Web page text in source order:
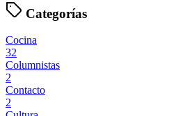
Categorías
Cocina
32
Columnistas
2
Contacto
2